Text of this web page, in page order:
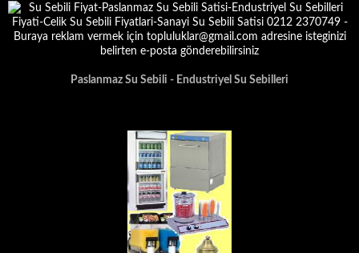
Paslanmaz Su Sebili - Endustriyel Su Sebilleri